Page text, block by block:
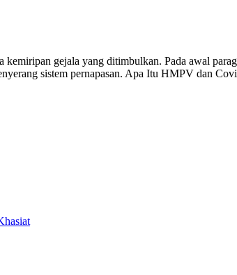
gejala yang ditimbulkan. Pada awal
sistem pernapasan. Apa Itu HMPV dan